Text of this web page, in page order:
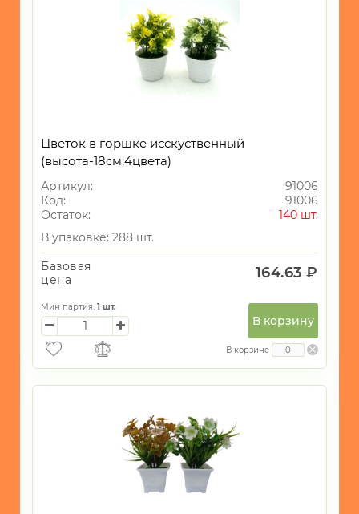
Цветок в горшке исскуственный
(высота-18см;4цвета)
Артикул:
91006
Код:
91006
Остаток:
140 шт.
В упаковке: 288 шт.
Базовая
цена
164.63 ₽
Мин партия: 1 шт.
В корзину
В корзине